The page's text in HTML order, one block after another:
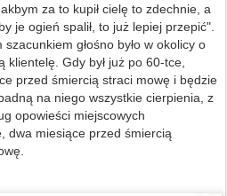
za to kupił cielę to zdechnie, a
je ogień spalił, to już lepiej przepić".
głośno było w okolicy o
klientelę. Gdy był już po 60-tce,
przed śmiercią straci mowę i będzie
na niego wszystkie cierpienia, z
opowieści miejscowych
dwa miesiące przed śmiercią